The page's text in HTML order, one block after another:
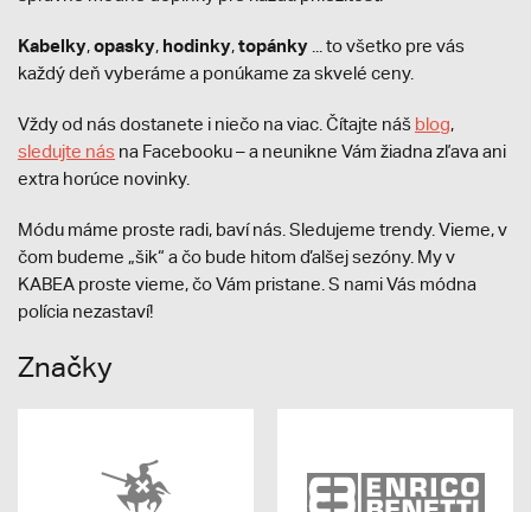
Kabelky,opasky, hodinky,topánky ... to všetko pre vás
každý deň vyberáme a ponúkame za skvelé ceny.
Vždy od nás dostanete i niečo na viac. Čítajte náš blog,
sledujte nás na Facebooku – a neunikne Vám žiadna zľava ani
extra horúce novinky.
Módu máme proste radi, baví nás. Sledujeme trendy. Vieme, v
čom budeme „šik“ a čo bude hitom ďalšej sezóny. My v
KABEA proste vieme, čo Vám pristane. S nami Vás módna
polícia nezastaví!
Značky